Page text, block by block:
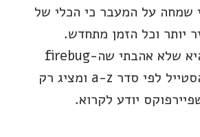
שמחה על המעבר כי הכלי של
יותר וכל הזמן מתחדש.
סיבה נוספת היא שלא אהבתי שה-firebug
מסדר לי את הסטייל לפי סדר a-z ומציג רק
יודע לקרוא.